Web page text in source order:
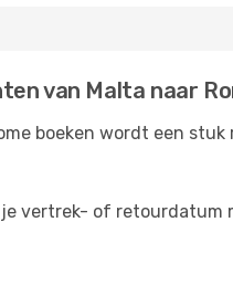
van Malta naar
boeken wordt een
vertrek- of retourdatum